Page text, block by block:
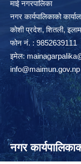
माई नगरपालिका
नगर कार्यपालिकाको
कोशी प्रदेश, शितली, इलाम
फोन नं. : 9852639111
इमेल:
info@maimun.gov.np
नगर